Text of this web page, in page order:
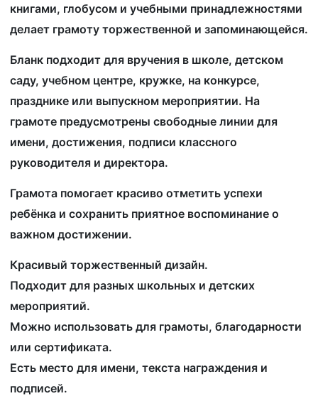
книгами, глобусом и учебными принадлежностями
делает грамоту торжественной и запоминающейся.
Бланк подходит для вручения в школе, детском
саду, учебном центре, кружке, на конкурсе,
празднике или выпускном мероприятии. На
грамоте предусмотрены свободные линии для
имени, достижения, подписи классного
руководителя и директора.
Грамота помогает красиво отметить успехи
ребёнка и сохранить приятное воспоминание о
важном достижении.
Красивый торжественный дизайн.
Подходит для разных школьных и детских
мероприятий.
Можно использовать для грамоты, благодарности
или сертификата.
Есть место для имени, текста награждения и
подписей.